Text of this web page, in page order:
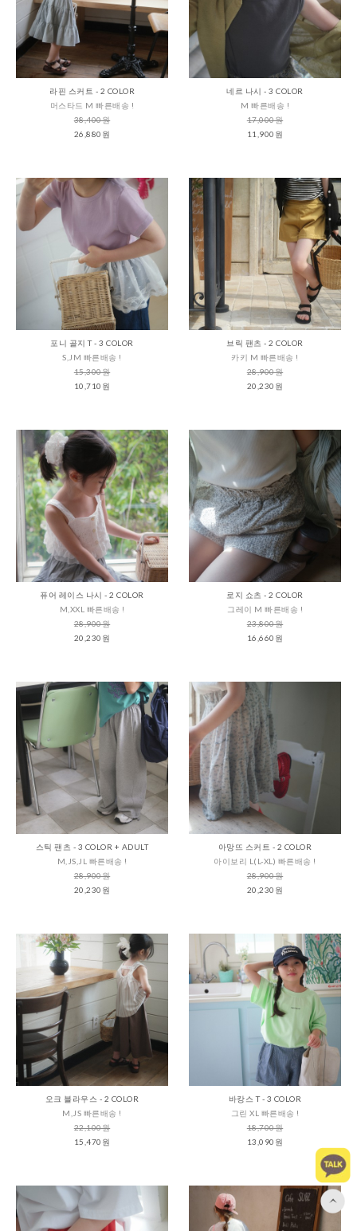
라핀 스커트 - 2 COLOR
머스타드 M 빠른배송 !
38,400원
26,880원
네르 나시 - 3 COLOR
M 빠른배송 !
17,000원
11,900원
포니 골지 T - 3 COLOR
S,JM 빠른배송 !
15,300원
10,710원
브릭 팬츠 - 2 COLOR
카키 M 빠른배송 !
28,900원
20,230원
퓨어 레이스 나시 - 2 COLOR
M,XXL 빠른배송 !
28,900원
20,230원
로지 쇼츠 - 2 COLOR
그레이 M 빠른배송 !
23,800원
16,660원
스틱 팬츠 - 3 COLOR + ADULT
M,JS,JL 빠른배송 !
28,900원
20,230원
아망뜨 스커트 - 2 COLOR
아이보리 L(L-XL) 빠른배송 !
28,900원
20,230원
오크 블라우스 - 2 COLOR
M,JS 빠른배송 !
22,100원
15,470원
바캉스 T - 3 COLOR
그린 XL 빠른배송 !
18,700원
13,090원